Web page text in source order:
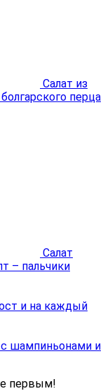
Салат из
перца
Салат
– пальчики
и на каждый
шампиньонами и
первым!